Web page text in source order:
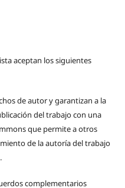
aceptan los siguientes
de autor y garantizan a la
del trabajo con una
que permite a otros
de la autoría del trabajo
complementarios